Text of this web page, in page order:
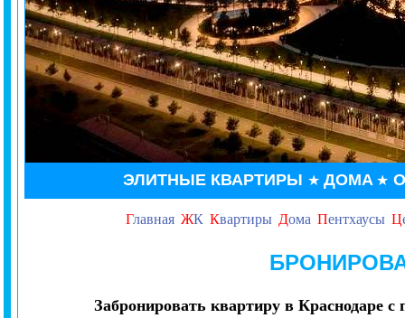
ЭЛИТНЫЕ КВАРТИРЫ ★ДОМА ★
Главная ЖК Квартиры Дома Пентхаусы Ц
Забронировать квартиру в Краснодаре